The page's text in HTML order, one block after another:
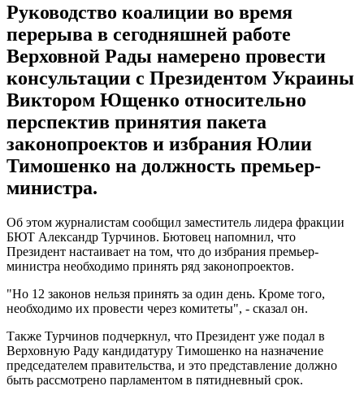
Руководство коалиции во время
перерыва в сегодняшней работе
Верховной Рады намерено провести
консультации с Президентом Украины
Виктором Ющенко относительно
перспектив принятия пакета
законопроектов и избрания Юлии
Тимошенко на должность премьер-
министра.
Об этом журналистам сообщил заместитель лидера фракции
БЮТ Александр Турчинов. Бютовец напомнил, что
Президент настаивает на том, что до избрания премьер-
министра необходимо принять ряд законопроектов.
"Но 12 законов нельзя принять за один день. Кроме того,
необходимо их провести через комитеты", - сказал он.
Также Турчинов подчеркнул, что Президент уже подал в
Верховную Раду кандидатуру Тимошенко на назначение
председателем правительства, и это представление должно
быть рассмотрено парламентом в пятидневный срок.